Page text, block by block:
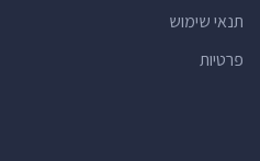
תנאי שימוש
פרטיות